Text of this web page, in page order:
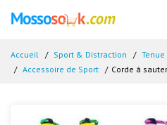
Accueil Sport & Distraction
Accessoire de Sport
Corde à